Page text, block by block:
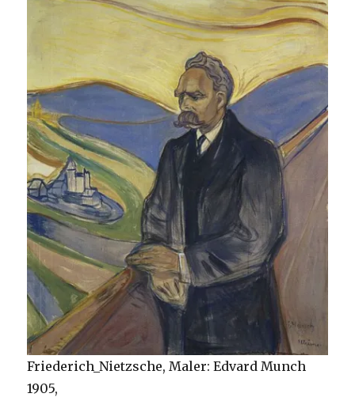
Friederich_Nietzsche, Maler: Edvard Munch
1905,